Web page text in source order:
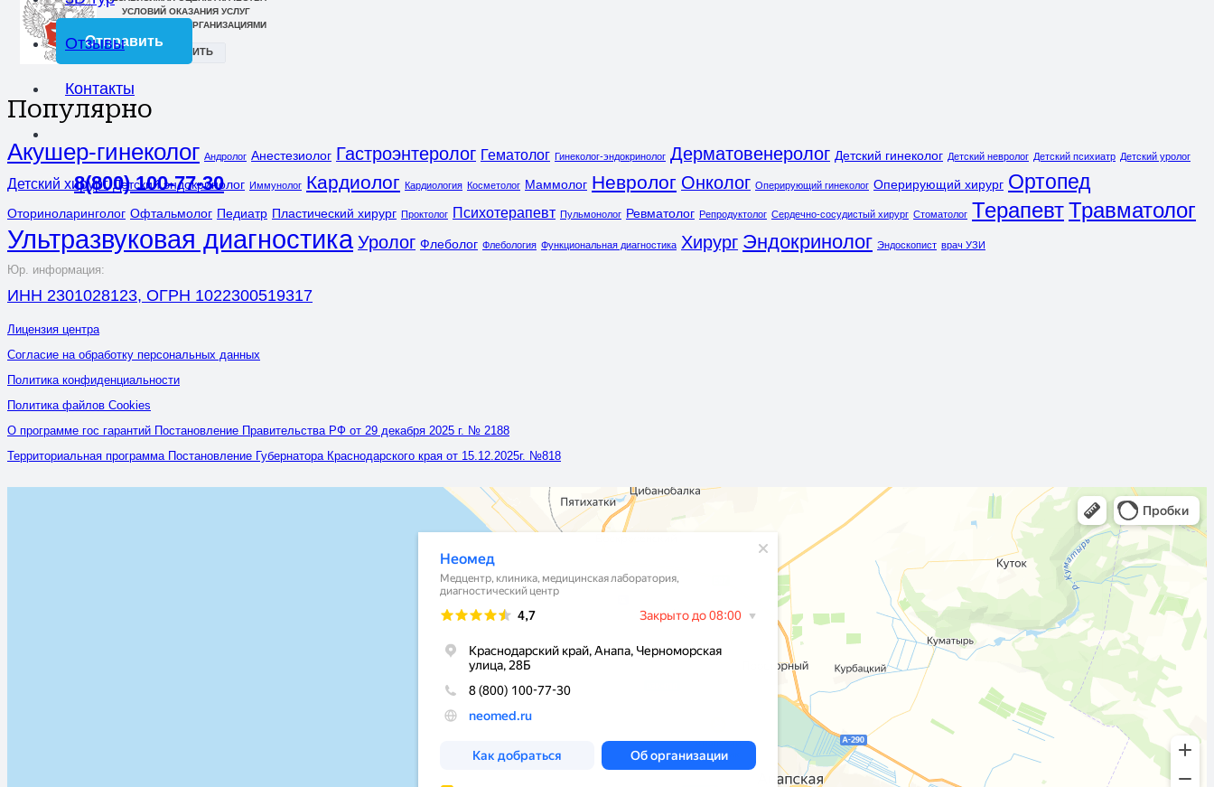
8(800) 100-77-30
Отзывы
Контакты
Популярно
Акушер-гинеколог Андролог Анестезиолог Гастроэнтеролог Гематолог Гинеколог-эндокринолог Дерматовенеролог Детский гинеколог Детский невролог Детский психиатр Детский уролог
Детский хирург Детский эндокринолог Иммунолог Кардиолог Кардиология Косметолог Маммолог Невролог Онколог Оперирующий гинеколог Оперирующий хирург Ортопед
Оториноларинголог Офтальмолог Педиатр Пластический хирург Проктолог Психотерапевт Пульмонолог Ревматолог Репродуктолог Сердечно-сосудистый хирург Стоматолог ТерапевтТравматолог
Ультразвуковая диагностика Уролог Флеболог Флебология Функциональная диагностика Хирург Эндокринолог Эндоскопист врач УЗИ
Юр. информация:
ИНН 2301028123, ОГРН 1022300519317
Лицензия центра
Согласие на обработку персональных данных
Политика конфиденциальности
Политика файлов Cookies
О программе гос гарантий Постановление Правительства РФ от 29 декабря 2025 г. № 2188
Территориальная программа Постановление Губернатора Краснодарского края от 15.12.2025г. №818